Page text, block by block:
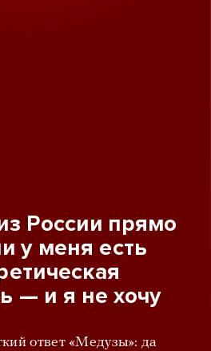
России прямо
у меня есть
— и я не хочу
ответ «Медузы»: да